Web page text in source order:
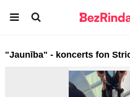
"Jaunība" - koncerts fon